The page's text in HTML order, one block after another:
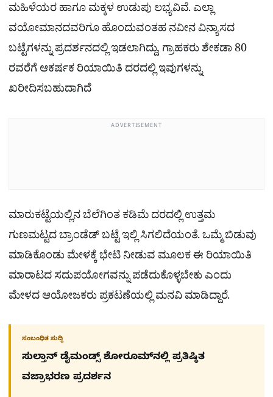
ಮಹಿಳೆಯರ ಹಾಗೂ ಮಕ್ಕಳ ಉಡುಪು ಲಭ್ಯವಿವೆ. ಎಲ್ಲಾ
ವಯೋಮಾನದವರಿಗೂ ಹೊಂದುವಂತಹ ನವೀನ ವಿನ್ಯಾಸದ
ಬಟ್ಟೆಗಳನ್ನು ಪ್ರದರ್ಶನದಲ್ಲಿ ಇಡಲಾಗಿದ್ದು, ಗ್ರಾಹಕರು ಶೇಕಡಾ 80
ರವರೆಗೆ ಆಕರ್ಷಕ ರಿಯಾಯಿತಿ ದರದಲ್ಲಿ ಇವುಗಳನ್ನು
ಖರೀದಿಸಬಹುದಾಗಿದೆ
ADVERTISEMENT
ಮಾರುಕಟ್ಟೆಯಲ್ಲಿನ ಬೆಲೆಗಿಂತ ಕಡಿಮೆ ದರದಲ್ಲಿ ಉತ್ತಮ
ಗುಣಮಟ್ಟದ ಬ್ರಾಂಡೆಡ್ ಬಟ್ಟೆ ಇಲ್ಲಿ ಸಿಗಲಿದೆಯಂತೆ. ಒಮ್ಮೆ ಬಿಡುವು
ಮಾಡಿಕೊಂಡು ಮೇಳಕ್ಕೆ ಭೇಟಿ ನೀಡುವ ಮೂಲಕ ಈ ರಿಯಾಯಿತಿ
ಮಾರಾಟದ ಸದುಪಯೋಗವನ್ನು ಪಡೆದುಕೊಳ್ಳಬೇಕು ಎಂದು
ಮೇಳದ ಆಯೋಜಕರು ಪ್ರಕಟಣೆಯಲ್ಲಿ ಮನವಿ ಮಾಡಿದ್ದಾರೆ.
ಸಂಬಂಧಿತ ಸುದ್ದಿ
ಸುಲ್ತಾನ್ ಡೈಮಂಡ್ಸ್ ಶೋರೂಮ್‌ನಲ್ಲಿ ಪ್ರತಿಷ್ಠಿತ
ವಜ್ರಾಭರಣ ಪ್ರದರ್ಶನ